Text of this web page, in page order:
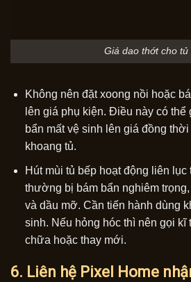
Giá dao thớt cho tủ
Không nên đặt xoong nồi hoặc
lên giá phụ kiện. Điều này có thể
bẩn mất vệ sinh lên giá đồng
khoang tủ.
Hút mùi tủ bếp hoạt động liên
thường bị bám bẩn nghiêm
và dầu mỡ. Cần tiến hành dùng
sinh. Nếu hỏng hóc thì nên gọi kĩ
chữa hoặc thay mới.
6. Liên hệ Pixel Home